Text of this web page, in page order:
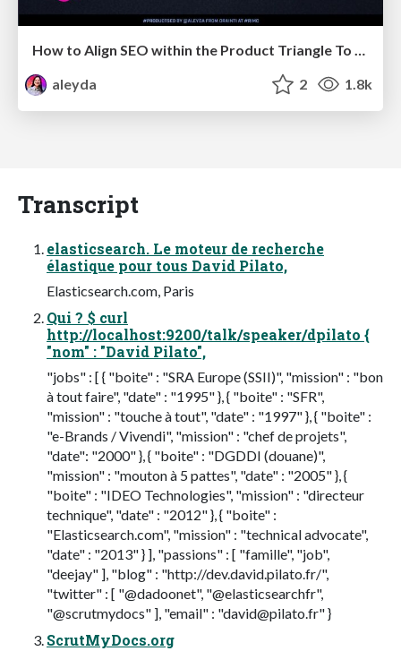
How to Align SEO within the Product Triangle To Get Buy-In & Support - #RIMC
aleyda
2 1.8k
Transcript
elasticsearch. Le moteur de recherche
élastique pour tous David Pilato,
Elasticsearch.com, Paris
Qui ? $ curl
http://localhost:9200/talk/speaker/dpilato {
"nom" : "David Pilato",
"jobs" : [ { "boite" : "SRA Europe (SSII)", "mission" : "bon
à tout faire", "date" : "1995" }, { "boite" : "SFR",
"mission" : "touche à tout", "date" : "1997" }, { "boite" :
"e-Brands / Vivendi", "mission" : "chef de projets",
"date": "2000" }, { "boite" : "DGDDI (douane)",
"mission" : "mouton à 5 pattes", "date" : "2005" }, {
"boite" : "IDEO Technologies", "mission" : "directeur
technique", "date" : "2012" }, { "boite" :
"Elasticsearch.com", "mission" : "technical advocate",
"date" : "2013" } ], "passions" : [ "famille", "job",
"deejay" ], "blog" : "http://dev.david.pilato.fr/",
"twitter" : [ "@dadoonet", "@elasticsearchfr",
"@scrutmydocs" ], "email" : "david@pilato.fr" }
ScrutMyDocs.org